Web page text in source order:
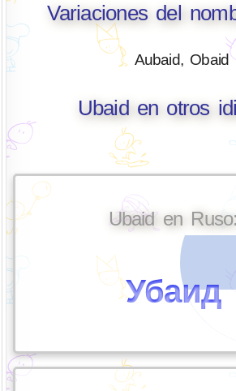
Variaciones del
Aubaid, Obaid
Ubaid en otros
Ubaid en Ruso:
Убаид